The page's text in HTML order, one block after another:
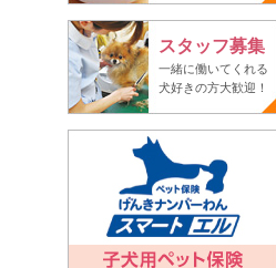
スタッフ募集
一緒に働いてくれる
犬好きの方大歓迎！